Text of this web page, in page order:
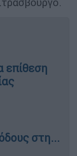
επίθεση
στη...